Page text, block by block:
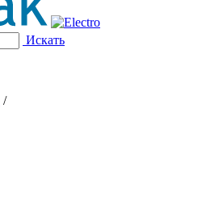
Искать
/